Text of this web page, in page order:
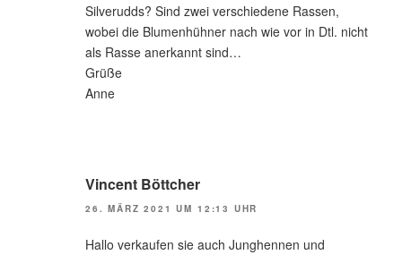
Silverudds? Sind zwei verschiedene Rassen,
wobei die Blumenhühner nach wie vor in Dtl. nicht
als Rasse anerkannt sind…
Grüße
Anne
Vincent Böttcher
26. MÄRZ 2021 UM 12:13 UHR
Hallo verkaufen sie auch Junghennen und